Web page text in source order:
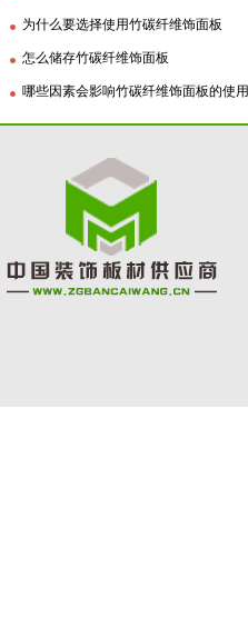
为什么要选择使用竹碳纤维饰面板
怎么储存竹碳纤维饰面板
哪些因素会影响竹碳纤维饰面板的使用